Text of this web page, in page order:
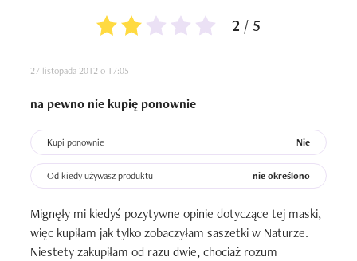
2 / 5
27 listopada 2012 o 17:05
na pewno nie kupię ponownie
Kupi ponownie Nie
Od kiedy używasz produktu nie określono
Mignęły mi kiedyś pozytywne opinie dotyczące tej maski,
więc kupiłam jak tylko zobaczyłam saszetki w Naturze.
Niestety zakupiłam od razu dwie, chociaż rozum